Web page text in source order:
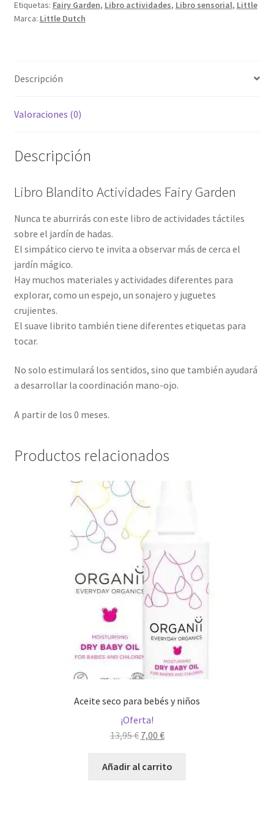
Etiquetas: Fairy Garden, Libro actividades, Libro sensorial, Little
Marca: Little Dutch
Descripción
Valoraciones (0)
Descripción
Libro Blandito Actividades Fairy Garden
Nunca te aburrirás con este libro de actividades táctiles
sobre el jardín de hadas.
El simpático ciervo te invita a observar más de cerca el
jardín mágico.
Hay muchos materiales y actividades diferentes para
explorar, como un espejo, un sonajero y juguetes
crujientes.
El suave librito también tiene diferentes etiquetas para
tocar.
No solo estimulará los sentidos, sino que también ayudará
a desarrollar la coordinación mano-ojo.
A partir de los 0 meses.
Productos relacionados
Aceite seco para bebés y niños
¡Oferta!
13,95€ El
original
7,00 €El
actual
Añadir al carrito